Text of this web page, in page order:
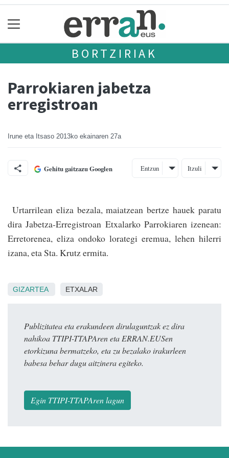
BORTZIRIAK
Parrokiaren jabetza
erregistroan
Irune eta Itsaso 2013ko ekainaren 27a
Gehitu gaitzazu Googlen Entzun Itzuli
Urtarrilean eliza bezala, maiatzean bertze hauek paratu
dira Jabetza-Erregistroan Etxa­­larko Parrokiaren izenean:
Erretorenea, eliza ondoko lorategi eremua, lehen hilerri
izana, eta Sta. Krutz ermita.
GIZARTEA ETXALAR
Publizitatea eta erakundeen dirulaguntzak ez dira
nahikoa TTIPI-TTAPAren eta ERRAN.EUSen
etorkizuna bermatzeko, eta zu bezalako irakurleen
babesa behar dugu aitzinera egiteko.
Egin TTIPI-TTAPAren lagun